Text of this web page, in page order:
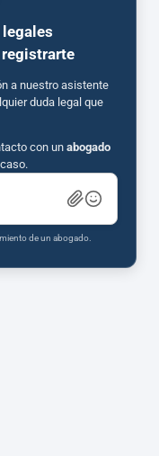
a nuestro asistente
duda legal que
con un abogado
de un abogado.